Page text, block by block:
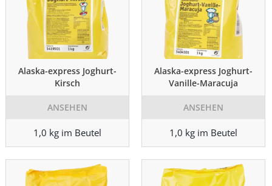
Alaska-express Joghurt-
Kirsch
ANSEHEN
1,0 kg im Beutel
Alaska-express Joghurt-
Vanille-Maracuja
ANSEHEN
1,0 kg im Beutel